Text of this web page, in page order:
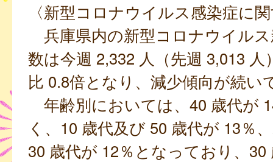
〈新型コロナウイルス感染症に
兵庫県内の新型コロナウイル
数は今週 2,332 人（先週 3,013 人
比 0.8倍となり、減少傾向が続い
年齢別においては、40 歳代が
く、10 歳代及び 50 歳代が 13％
30 歳代が 12％となっており、30